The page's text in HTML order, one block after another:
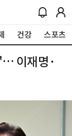
건강 스포츠
이재명·